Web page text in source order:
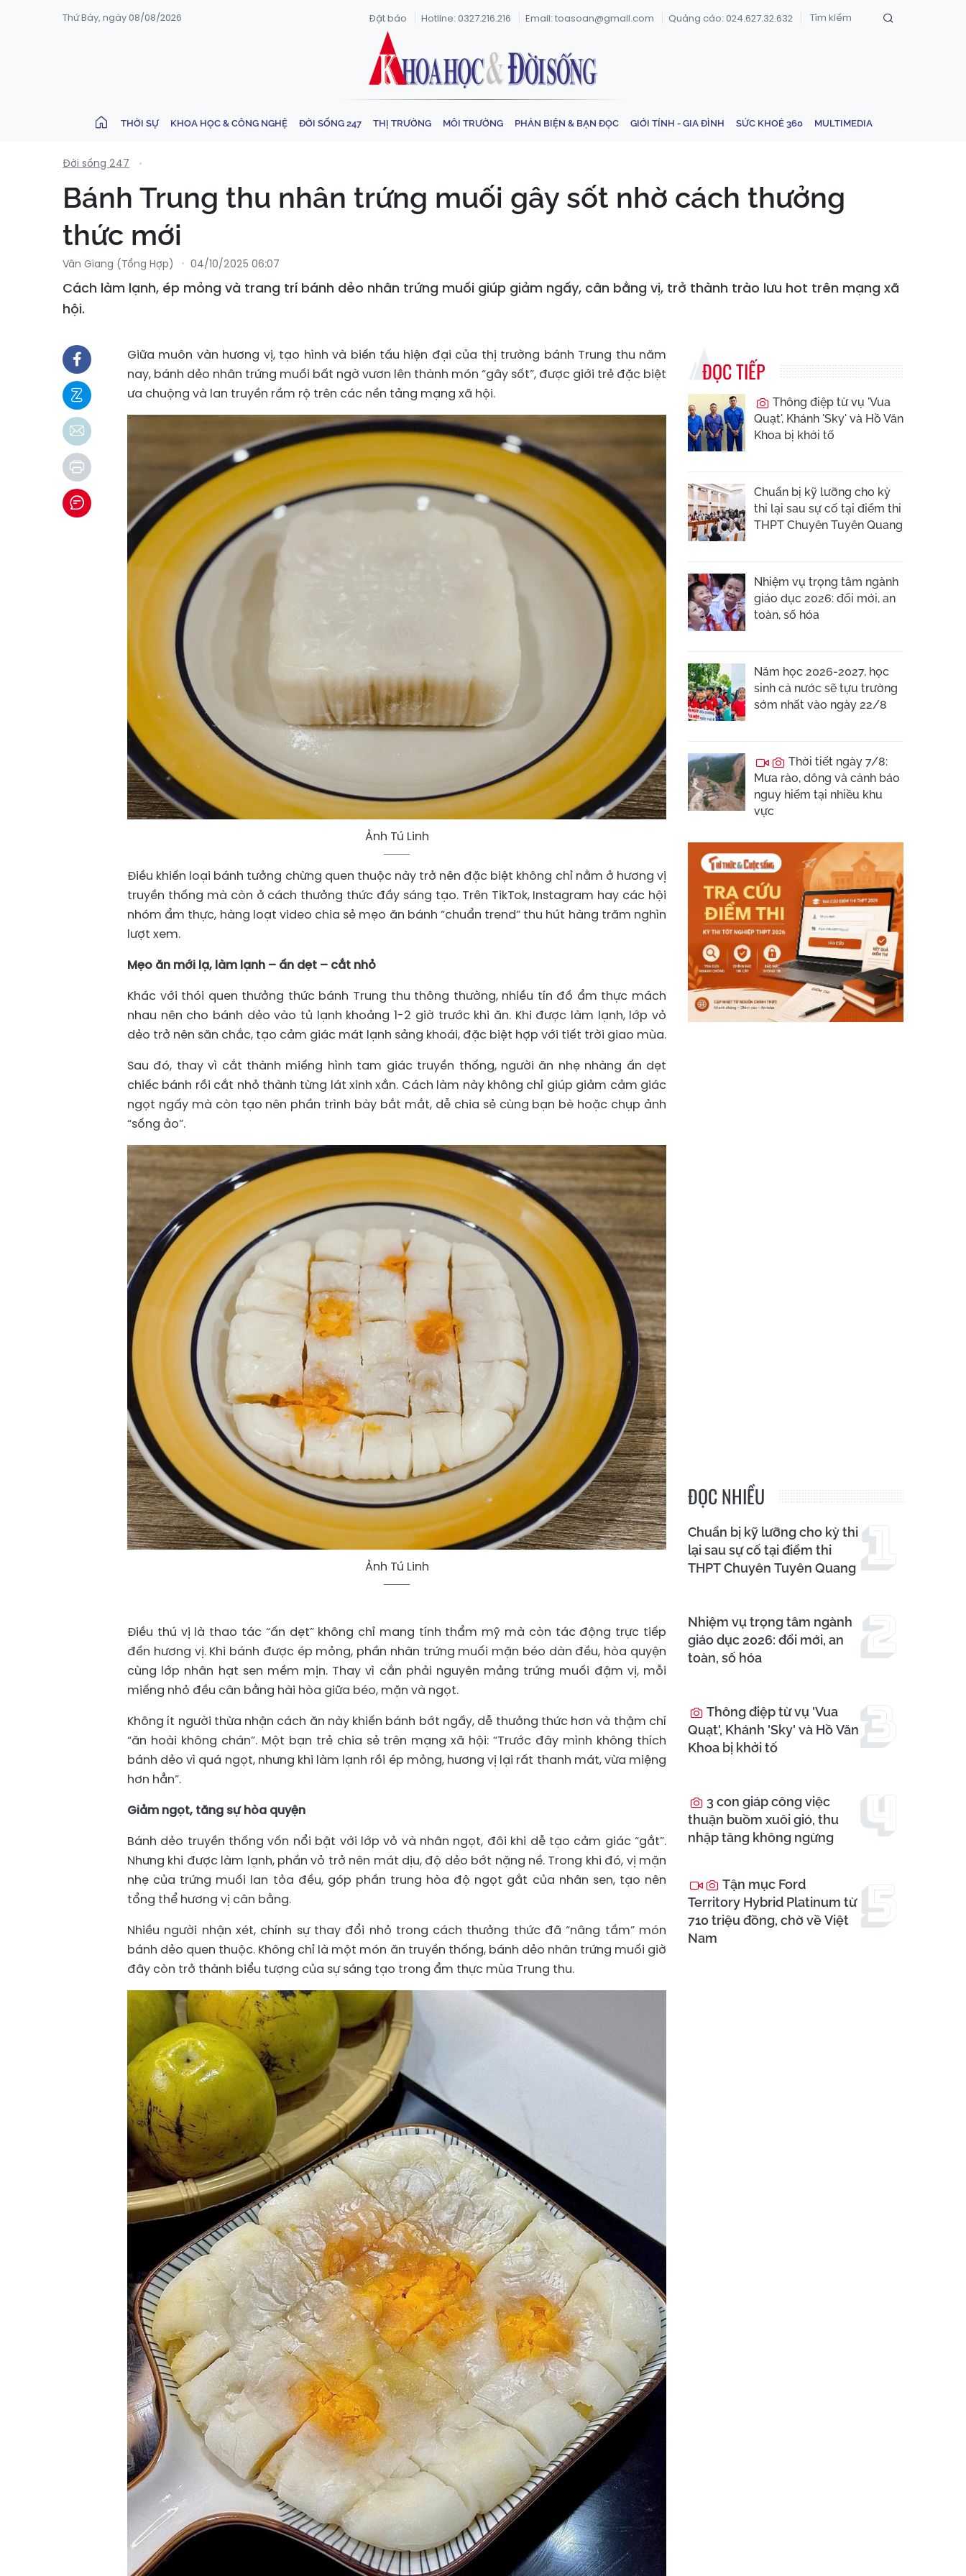
Thứ Bảy, ngày 08/08/2026 Đặt báo Hotline: 0327.216.216 Email: toasoan@gmail.com Quảng cáo: 024.627.32.632
THỜI SỰ KHOA HỌC & CÔNG NGHỆ ĐỜI SỐNG 247 THỊ TRƯỜNG MÔI TRƯỜNG PHẢN BIỆN & BẠN ĐỌC GIỚI TÍNH - GIA ĐÌNH SỨC KHOẺ 360 MULTIMEDIA
Đời sống 247
Bánh Trung thu nhân trứng muối gây sốt nhờ cách thưởng
thức mới
Vân Giang (Tổng Hợp) 04/10/2025 06:07
Cách làm lạnh, ép mỏng và trang trí bánh dẻo nhân trứng muối giúp giảm ngấy, cân bằng vị, trở thành trào lưu hot trên mạng xã
hội.
Giữa muôn vàn hương vị, tạo hình và biến tấu hiện đại của thị trường bánh Trung thu năm
nay, bánh dẻo nhân trứng muối bất ngờ vươn lên thành món “gây sốt”, được giới trẻ đặc biệt
ưa chuộng và lan truyền rầm rộ trên các nền tảng mạng xã hội.
Ảnh Tú Linh
Điều khiến loại bánh tưởng chừng quen thuộc này trở nên đặc biệt không chỉ nằm ở hương vị
truyền thống mà còn ở cách thưởng thức đầy sáng tạo. Trên TikTok, Instagram hay các hội
nhóm ẩm thực, hàng loạt video chia sẻ mẹo ăn bánh “chuẩn trend” thu hút hàng trăm nghìn
lượt xem.
Mẹo ăn mới lạ, làm lạnh – ấn dẹt – cắt nhỏ
Khác với thói quen thưởng thức bánh Trung thu thông thường, nhiều tín đồ ẩm thực mách
nhau nên cho bánh dẻo vào tủ lạnh khoảng 1-2 giờ trước khi ăn. Khi được làm lạnh, lớp vỏ
dẻo trở nên săn chắc, tạo cảm giác mát lạnh sảng khoái, đặc biệt hợp với tiết trời giao mùa.
Sau đó, thay vì cắt thành miếng hình tam giác truyền thống, người ăn nhẹ nhàng ấn dẹt
chiếc bánh rồi cắt nhỏ thành từng lát xinh xắn. Cách làm này không chỉ giúp giảm cảm giác
ngọt ngấy mà còn tạo nên phần trình bày bắt mắt, dễ chia sẻ cùng bạn bè hoặc chụp ảnh
“sống ảo”.
Ảnh Tú Linh
Điều thú vị là thao tác “ấn dẹt” không chỉ mang tính thẩm mỹ mà còn tác động trực tiếp
đến hương vị. Khi bánh được ép mỏng, phần nhân trứng muối mặn béo dàn đều, hòa quyện
cùng lớp nhân hạt sen mềm mịn. Thay vì cắn phải nguyên mảng trứng muối đậm vị, mỗi
miếng nhỏ đều cân bằng hài hòa giữa béo, mặn và ngọt.
Không ít người thừa nhận cách ăn này khiến bánh bớt ngấy, dễ thưởng thức hơn và thậm chí
“ăn hoài không chán”. Một bạn trẻ chia sẻ trên mạng xã hội: “Trước đây mình không thích
bánh dẻo vì quá ngọt, nhưng khi làm lạnh rồi ép mỏng, hương vị lại rất thanh mát, vừa miệng
hơn hẳn”.
Giảm ngọt, tăng sự hòa quyện
Bánh dẻo truyền thống vốn nổi bật với lớp vỏ và nhân ngọt, đôi khi dễ tạo cảm giác “gắt”.
Nhưng khi được làm lạnh, phần vỏ trở nên mát dịu, độ dẻo bớt nặng nề. Trong khi đó, vị mặn
nhẹ của trứng muối lan tỏa đều, góp phần trung hòa độ ngọt gắt của nhân sen, tạo nên
tổng thể hương vị cân bằng.
Nhiều người nhận xét, chính sự thay đổi nhỏ trong cách thưởng thức đã “nâng tầm” món
bánh dẻo quen thuộc. Không chỉ là một món ăn truyền thống, bánh dẻo nhân trứng muối giờ
đây còn trở thành biểu tượng của sự sáng tạo trong ẩm thực mùa Trung thu.
ĐỌC TIẾP
Thông điệp từ vụ 'Vua
Quạt', Khánh 'Sky' và Hồ Văn
Khoa bị khởi tố
Chuẩn bị kỹ lưỡng cho kỳ
thi lại sau sự cố tại điểm thi
THPT Chuyên Tuyên Quang
Nhiệm vụ trọng tâm ngành
giáo dục 2026: đổi mới, an
toàn, số hóa
Năm học 2026-2027, học
sinh cả nước sẽ tựu trường
sớm nhất vào ngày 22/8
Thời tiết ngày 7/8:
Mưa rào, dông và cảnh báo
nguy hiểm tại nhiều khu
vực
ĐỌC NHIỀU
Chuẩn bị kỹ lưỡng cho kỳ thi
lại sau sự cố tại điểm thi
THPT Chuyên Tuyên Quang
Nhiệm vụ trọng tâm ngành
giáo dục 2026: đổi mới, an
toàn, số hóa
Thông điệp từ vụ 'Vua
Quạt', Khánh 'Sky' và Hồ Văn
Khoa bị khởi tố
3 con giáp công việc
thuận buồm xuôi gió, thu
nhập tăng không ngừng
Tận mục Ford
Territory Hybrid Platinum từ
710 triệu đồng, chờ về Việt
Nam